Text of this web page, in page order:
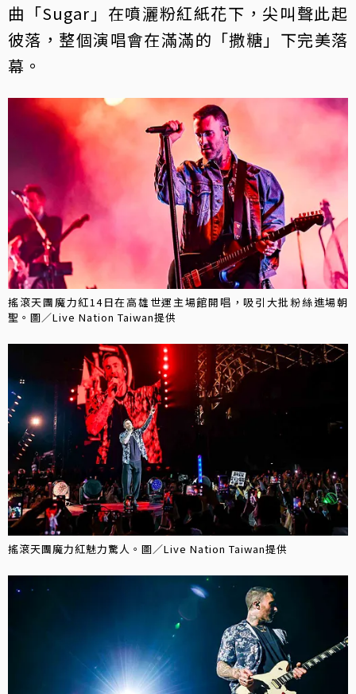
曲「Sugar」在噴灑粉紅紙花下，尖叫聲此起
彼落，整個演唱會在滿滿的「撒糖」下完美落
幕。
搖滾天團魔力紅14日在高雄世運主場館開唱，吸引大批粉絲進場朝
聖。圖／Live Nation Taiwan提供
搖滾天團魔力紅魅力驚人。圖／Live Nation Taiwan提供